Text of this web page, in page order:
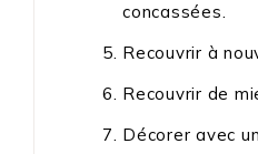
concassées.
Recouvrir à
Recouvrir de
Décorer avec